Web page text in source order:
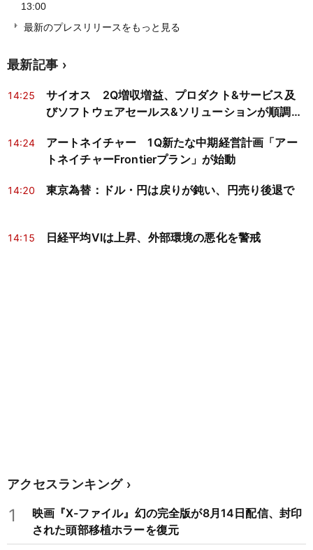
13:00
最新のプレスリリースをもっと見る
最新記事
14:25
サイオス 2Q増収増益、プロダクト&サービス及
びソフトウェアセールス&ソリューションが順調に
14:24
アートネイチャー 1Q新たな中期経営計画「アー
トネイチャーFrontierプラン」が始動
14:20 東京為替：ドル・円は戻りが鈍い、円売り後退で
14:15 日経平均VIは上昇、外部環境の悪化を警戒
アクセスランキング
1
映画『X-ファイル』幻の完全版が8月14日配信、封印
された頭部移植ホラーを復元